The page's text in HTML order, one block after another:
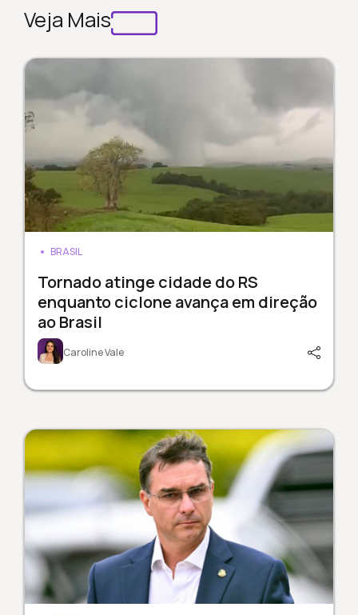
Veja Mais
BRASIL
Tornado atinge cidade do RS
enquanto ciclone avança em direção
ao Brasil
Caroline Vale